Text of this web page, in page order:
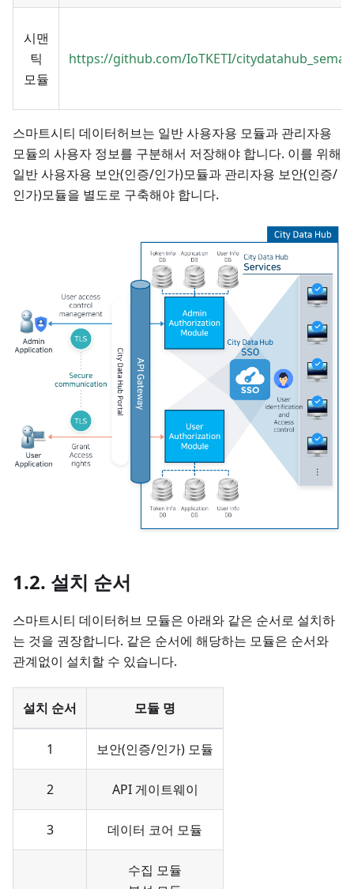
시맨
틱
모듈
https://github.com/IoTKETI/
스마트시티 데이터허브는 일반 사용자용 모듈과 관리자용
모듈의 사용자 정보를 구분해서 저장해야 합니다. 이를 위해
일반 사용자용 보안(인증/인가)모듈과 관리자용 보안(인증/
인가)모듈을 별도로 구축해야 합니다.
1.2. 설치 순서
스마트시티 데이터허브 모듈은 아래와 같은 순서로 설치하
는 것을 권장합니다. 같은 순서에 해당하는 모듈은 순서와
관계없이 설치할 수 있습니다.
설치 순서 모듈 명
1 보안(인증/인가) 모듈
2 API 게이트웨이
3 데이터 코어 모듈
수집 모듈